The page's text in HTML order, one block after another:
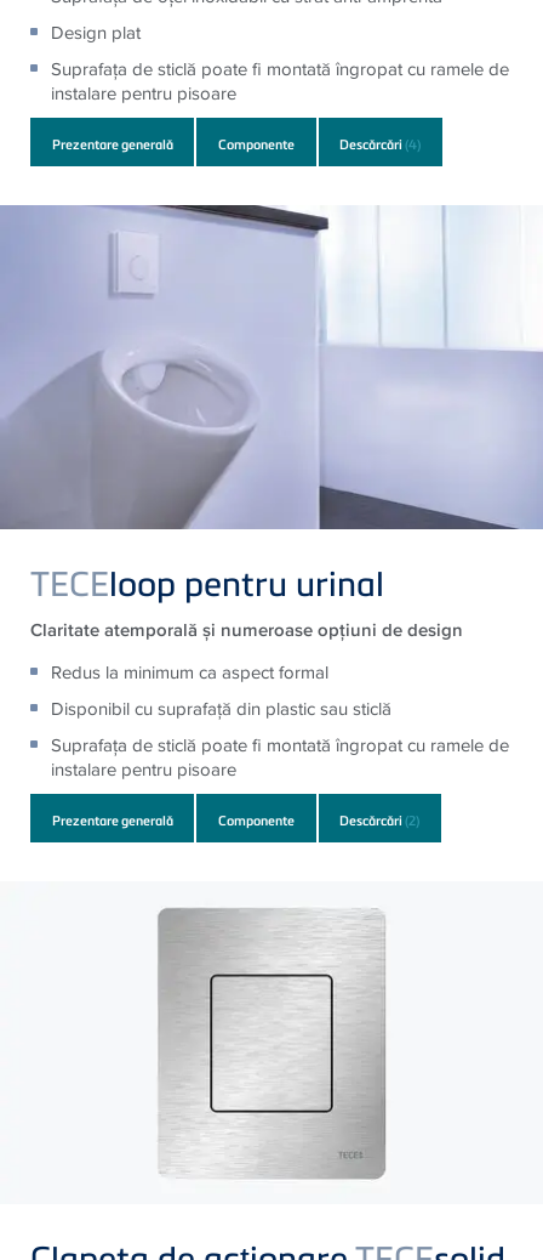
Design plat
Suprafaţa de sticlă poate fi montată îngropat cu ramele de
instalare pentru pisoare
Prezentare generală Componente Descărcări(4)
TECEloop pentru urinal
Claritate atemporală şi numeroase opţiuni de design
Redus la minimum ca aspect formal
Disponibil cu suprafaţă din plastic sau sticlă
Suprafaţa de sticlă poate fi montată îngropat cu ramele de
instalare pentru pisoare
Prezentare generală Componente Descărcări(2)